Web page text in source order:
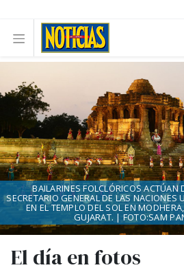
El día en fotos
BAILARINES FOLCLÓRICOS ACTÚAN
SECRETARIO GENERAL DE LAS NACIONES
EN EL TEMPLO DEL SOL EN
GUJARAT. | FOTO:SAM